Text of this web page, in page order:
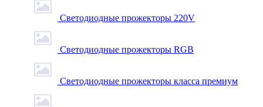
Светодиодные прожекторы 220V
Светодиодные прожекторы RGB
Светодиодные прожекторы класса премиум